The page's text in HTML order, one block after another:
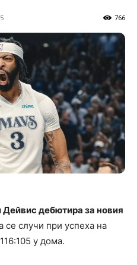
766
дебютира за новия
се случи при успеха на
у дома.